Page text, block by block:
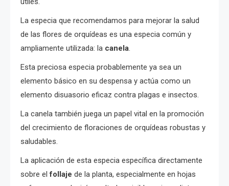
La especia que recomendamos para mejorar la salud
de las flores de orquídeas es una especia común y
ampliamente utilizada: la canela.
Esta preciosa especia probablemente ya sea un
elemento básico en su despensa y actúa como un
elemento disuasorio eficaz contra plagas e insectos.
La canela también juega un papel vital en la promoción
del crecimiento de floraciones de orquídeas robustas y
saludables.
La aplicación de esta especia específica directamente
sobre elfollaje de la planta, especialmente en hojas